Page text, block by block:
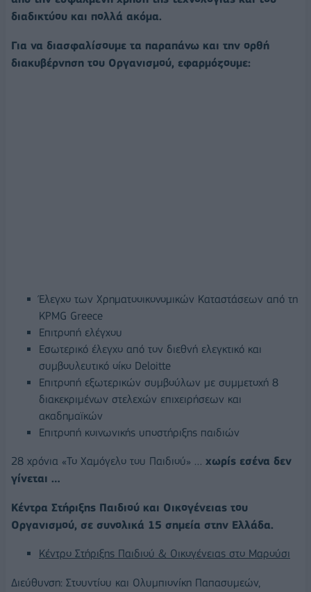
διαδικτύου και πολλά ακόμα.
Για να διασφαλίσουμε τα παραπάνω και την ορθή
διακυβέρνηση του Οργανισμού, εφαρμόζουμε:
Έλεγχο των Χρηματοοικονομικών Καταστάσεων από τη
KPMG Greece
Επιτροπή ελέγχου
Εσωτερικό έλεγχο από τον διεθνή ελεγκτικό και
συμβουλευτικό οίκο Deloitte
Επιτροπή εξωτερικών συμβούλων με συμμετοχή 8
διακεκριμένων στελεχών επιχειρήσεων και
ακαδημαϊκών
Επιτροπή κοινωνικής υποστήριξης παιδιών
28 χρόνια «Το Χαμόγελο του Παιδιού» … χωρίς εσένα δεν
γίνεται …
Κέντρα Στήριξης Παιδιού και Οικογένειας του
Οργανισμού, σε συνολικά 15 σημεία στην Ελλάδα.
Κέντρο Στήριξης Παιδιού & Οικογένειας στο Μαρούσι
Διεύθυνση: Στουντίου και Ολυμπιονίκη Παπασυμεών,